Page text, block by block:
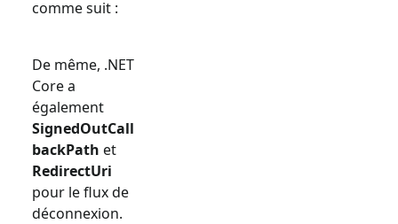
comme suit :
De même, .NET
Core a
également
SignedOutCall
backPath et
RedirectUri
pour le flux de
déconnexion.